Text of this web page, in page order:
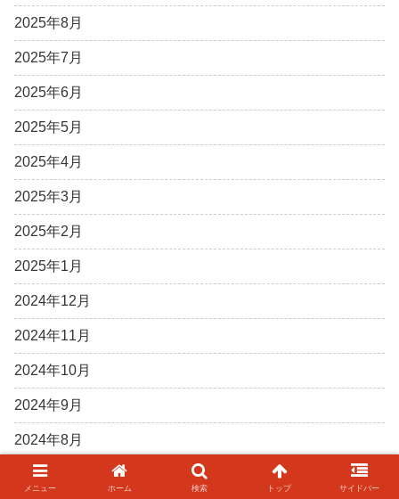
2025年8月
2025年7月
2025年6月
2025年5月
2025年4月
2025年3月
2025年2月
2025年1月
2024年12月
2024年11月
2024年10月
2024年9月
2024年8月
2024年7月
メニュー ホーム 検索 トップ サイドバー